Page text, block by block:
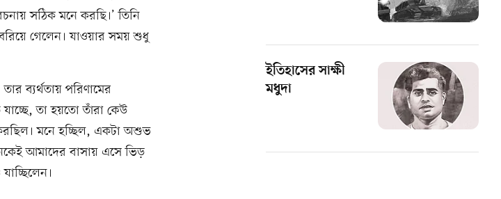
সঠিক মনে করছি।’ তিনি
গেলেন। যাওয়ার সময় শুধু
ব্যর্থতায় পরিণামের
তা হয়তো তাঁরা কেউ
মনে হচ্ছিল, একটা অশুভ
আমাদের বাসায় এসে ভিড়
ইতিহাসের সাক্ষী
মধুদা